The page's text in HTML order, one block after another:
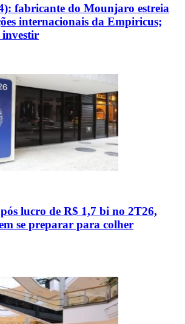
fabricante do Mounjaro estreia
internacionais da Empiricus;
investir
lucro de R$ 1,7 bi no 2T26,
se preparar para colher